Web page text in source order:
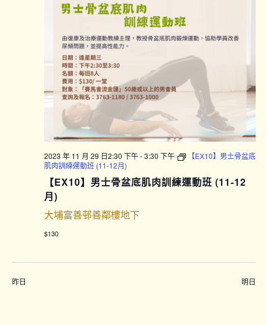
2023 年 11 月 29 日2:30 下午-3:30 下午
【EX10】男士骨盆底
肌肉訓練運動班 (11-12月)
【EX10】男士骨盆底肌肉訓練運動班 (11-12
月)
大埔富善邨善鄰樓地下
$130
昨日 明日